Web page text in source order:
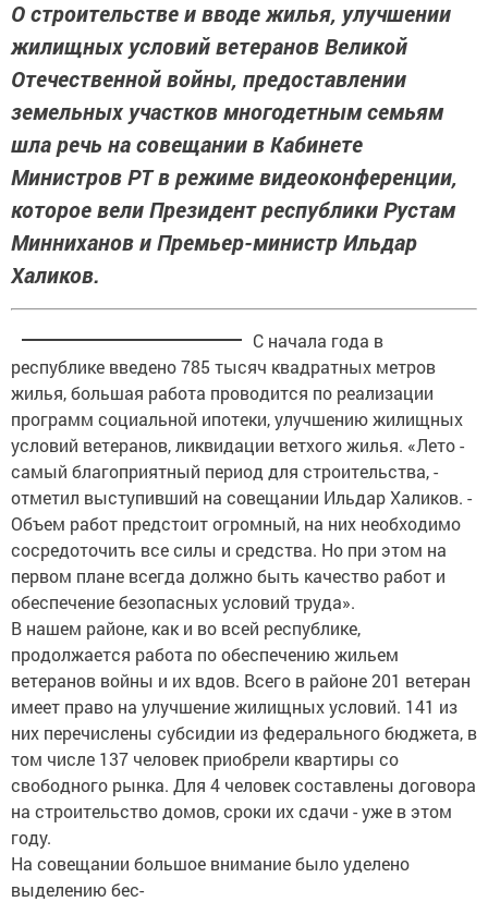
О строительстве и вводе жилья, улучшении
жилищных условий ветеранов Великой
Отечественной войны, предоставлении
земельных участков многодетным семьям
шла речь на совещании в Кабинете
Министров РТ в режиме видеоконференции,
которое вели Президент республики Рустам
Минниханов и Премьер-министр Ильдар
Халиков.
С начала года в
республике введено 785 тысяч квадратных метров
жилья, большая работа проводится по реализации
программ социальной ипотеки, улучшению жилищных
условий ветеранов, ликвидации ветхого жилья. «Лето -
самый благоприятный период для строительства, -
отметил выступивший на совещании Ильдар Халиков. -
Объем работ предстоит огромный, на них необходимо
сосредоточить все силы и средства. Но при этом на
первом плане всегда должно быть качество работ и
обеспечение безопасных условий труда».
В нашем районе, как и во всей республике,
продолжается работа по обеспечению жильем
ветеранов войны и их вдов. Всего в районе 201 ветеран
имеет право на улучшение жилищных условий. 141 из
них перечислены субсидии из федерального бюджета, в
том числе 137 человек приобрели квартиры со
свободного рынка. Для 4 человек составлены договора
на строительство домов, сроки их сдачи - уже в этом
году.
На совещании большое внимание было уделено
выделению бес-